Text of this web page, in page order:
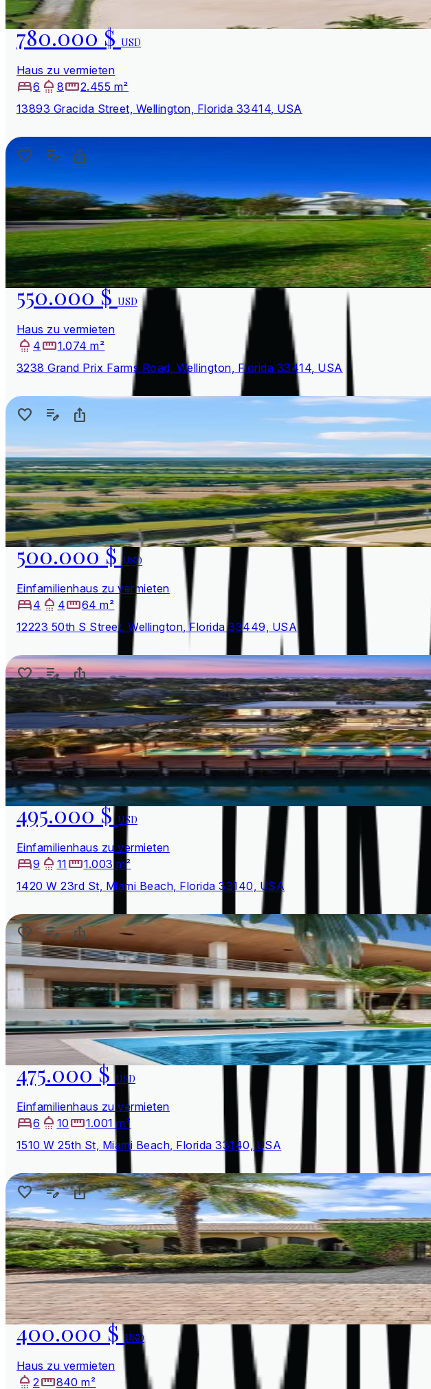
780.000 $USD
Haus zu vermieten
6
8
2.455 m²
13893 Gracida Street, Wellington, Florida 33414, USA
550.000 $USD
Haus zu vermieten
4
1.074 m²
3238 Grand Prix Farms Road, Wellington, Florida 33414, USA
500.000 $USD
Einfamilienhaus zu vermieten
4
4
64 m²
12223 50th S Street, Wellington, Florida 33449, USA
495.000 $USD
Einfamilienhaus zu vermieten
9
11
1.003 m²
1420 W 23rd St, Miami Beach, Florida 33140, USA
475.000 $USD
Einfamilienhaus zu vermieten
6
10
1.001 m²
1510 W 25th St, Miami Beach, Florida 33140, USA
400.000 $USD
Haus zu vermieten
2
840 m²